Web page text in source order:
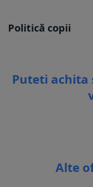
Politică copii
Puteti achita
Alte